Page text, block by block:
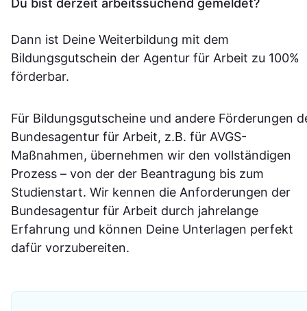
Du bist derzeit arbeitssuchend gemeldet?
Dann ist Deine Weiterbildung mit dem
Bildungsgutschein der Agentur für Arbeit zu 100%
förderbar.
Für Bildungsgutscheine und andere Förderungen
Bundesagentur für Arbeit, z.B. für AVGS-
Maßnahmen, übernehmen wir den vollständigen
Prozess – von der der Beantragung bis zum
Studienstart. Wir kennen die Anforderungen der
Bundesagentur für Arbeit durch jahrelange
Erfahrung und können Deine Unterlagen perfekt
dafür vorzubereiten.